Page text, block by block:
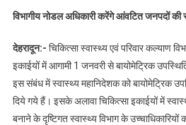
विभागीय नोडल अधिकारी करेंगे आंवटित जनपदों की
देहरादून:- चिकित्सा स्वास्थ्य एवं परिवार कल्याण
इकाईयों में आगामी 1 जनवरी से बायोमेट्रिक
इस संबंध में स्वास्थ्य महानिदेशक को बायोमेट्रिक
दिये गये हैं। इसके अलावा चिकित्सा इकाईयों में
बनाने के दृष्टिगत स्वास्थ्य विभाग के उच्चाधिकारियों